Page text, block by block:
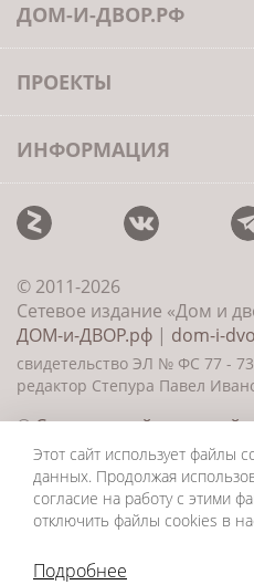
ДОМ-И-ДВОР.РФ
ПРОЕКТЫ
ИНФОРМАЦИЯ
© 2011-2026
Сетевое издание «Дом и
ДОМ-и-ДВОР.рф | dom-i-
свидетельство ЭЛ № ФС 77 -
редактор Степура Павел
©Создание сайта и дизайн
2026
Этот сайт использует файлы
данных. Продолжая
согласие на работу с этими
отключить файлы cookies в
Подробнее